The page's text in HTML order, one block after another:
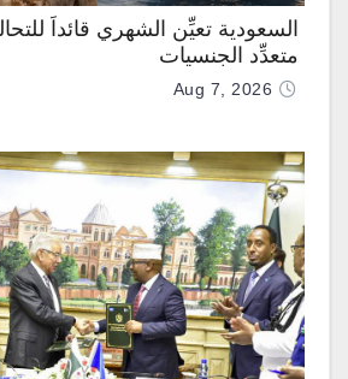
السعودية تعيِّن الشهري قائداً
متعدِّد الجنسيات
Aug 7, 2026